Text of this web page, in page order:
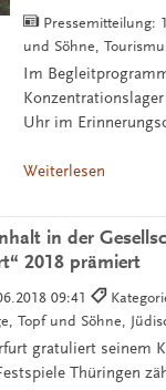
Pressemitteilung:
und Söhne,
Im
Uhr im
Weiterlesen
in der
2018 prämiert
09:41
Topf und Söhne,
gratuliert seinem
Thüringen